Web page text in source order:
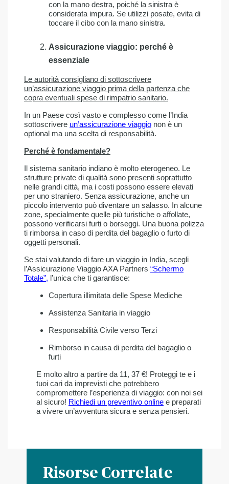
con la mano destra, poiché la sinistra è
considerata impura. Se utilizzi posate, evita di
toccare il cibo con la mano sinistra.
Assicurazione viaggio: perché è
essenziale
Le autorità consigliano di sottoscrivere
un’assicurazione viaggio prima della partenza che
copra eventuali spese di rimpatrio sanitario.
In un Paese così vasto e complesso come l’India
sottoscrivere un’assicurazione viaggio non è un
optional ma una scelta di responsabilità.
Perché è fondamentale?
Il sistema sanitario indiano è molto eterogeneo. Le
strutture private di qualità sono presenti soprattutto
nelle grandi città, ma i costi possono essere elevati
per uno straniero. Senza assicurazione, anche un
piccolo intervento può diventare un salasso. In alcune
zone, specialmente quelle più turistiche o affollate,
possono verificarsi furti o borseggi. Una buona polizza
ti rimborsa in caso di perdita del bagaglio o furto di
oggetti personali.
Se stai valutando di fare un viaggio in India, scegli
l’Assicurazione Viaggio AXA Partners “Schermo
Totale”, l’unica che ti garantisce:
Copertura illimitata delle Spese Mediche
Assistenza Sanitaria in viaggio
Responsabilità Civile verso Terzi
Rimborso in causa di perdita del bagaglio o
furti
E molto altro a partire da 11, 37 €! Proteggi te e i
tuoi cari da imprevisti che potrebbero
compromettere l’esperienza di viaggio: con noi sei
al sicuro! Richiedi un preventivo online e preparati
a vivere un’avventura sicura e senza pensieri.
Risorse Correlate